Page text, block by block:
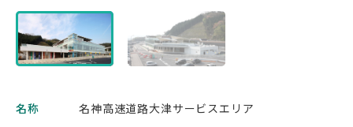
名称 名神高速道路大津サービスエリア